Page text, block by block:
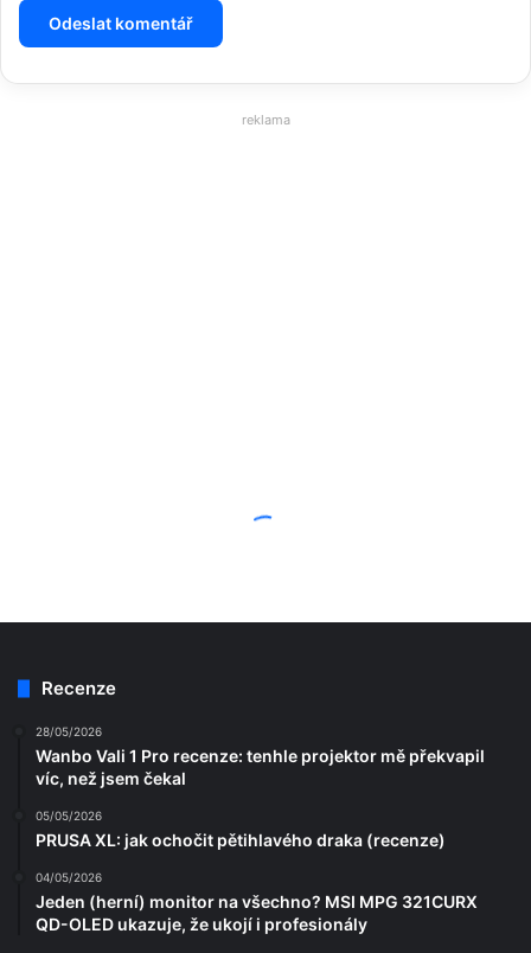
Recenze
28/05/2026
Wanbo Vali 1 Pro recenze: tenhle projektor mě překvapil
víc, než jsem čekal
05/05/2026
PRUSA XL: jak ochočit pětihlavého draka (recenze)
04/05/2026
Jeden (herní) monitor na všechno? MSI MPG 321CURX
QD-OLED ukazuje, že ukojí i profesionály